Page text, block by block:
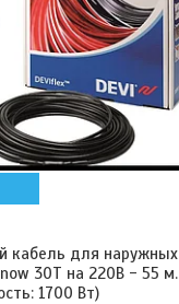
кабель для наружных
30T на 220В - 55 м.
1700 Вт)